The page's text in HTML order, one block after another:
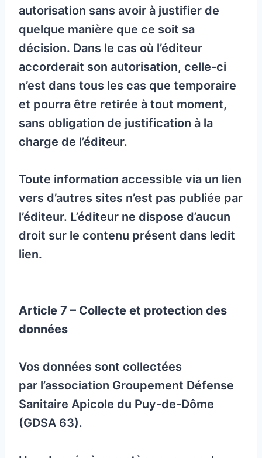
autorisation sans avoir à justifier de
quelque manière que ce soit sa
décision. Dans le cas où l’éditeur
accorderait son autorisation, celle-ci
n’est dans tous les cas que temporaire
et pourra être retirée à tout moment,
sans obligation de justification à la
charge de l’éditeur.
Toute information accessible via un lien
vers d’autres sites n’est pas publiée par
l’éditeur. L’éditeur ne dispose d’aucun
droit sur le contenu présent dans ledit
lien.
Article 7 – Collecte et protection des
données
Vos données sont collectées
par l’association Groupement Défense
Sanitaire Apicole du Puy-de-Dôme
(GDSA 63).